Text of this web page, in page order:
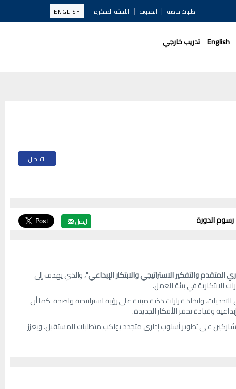
طلبات خاصة | المدونة | الأسئلة المتكررة ENGLISH
English تدريب خارجي
التسجيل
رسوم الدورة ايميل
المتقدم والتفكير الاستراتيجي والابتكار الإبداعي"، والذي يهدف إلى
الابتكارية في بيئة العمل.
واتخاذ قرارات ذكية مبنية على رؤية استراتيجية واضحة. كما أن
وقيادة تحفز الأفكار الجديدة.
على تطوير أسلوب إداري متجدد يواكب متطلبات المستقبل، ويعزز